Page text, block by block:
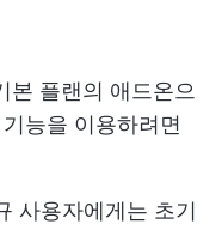
본 플랜의 애드온으
능을 이용하려면
사용자에게는 초기